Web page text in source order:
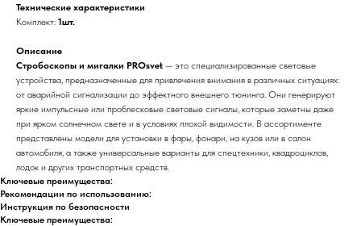
Технические характеристики
Комплект: 1шт.
Описание
Стробоскопы и мигалки PROsvet — это специализированные световые
устройства, предназначенные для привлечения внимания в различных ситуациях:
от аварийной сигнализации до эффектного внешнего тюнинга. Они генерируют
яркие импульсные или проблесковые световые сигналы, которые заметны даже
при ярком солнечном свете и в условиях плохой видимости. В ассортименте
представлены модели для установки в фары, фонари, на кузов или в салон
автомобиля, а также универсальные варианты для спецтехники, квадроциклов,
лодок и других транспортных средств.
Ключевые преимущества:
Рекомендации по использованию:
Инструкция по безопасности
Ключевые преимущества: